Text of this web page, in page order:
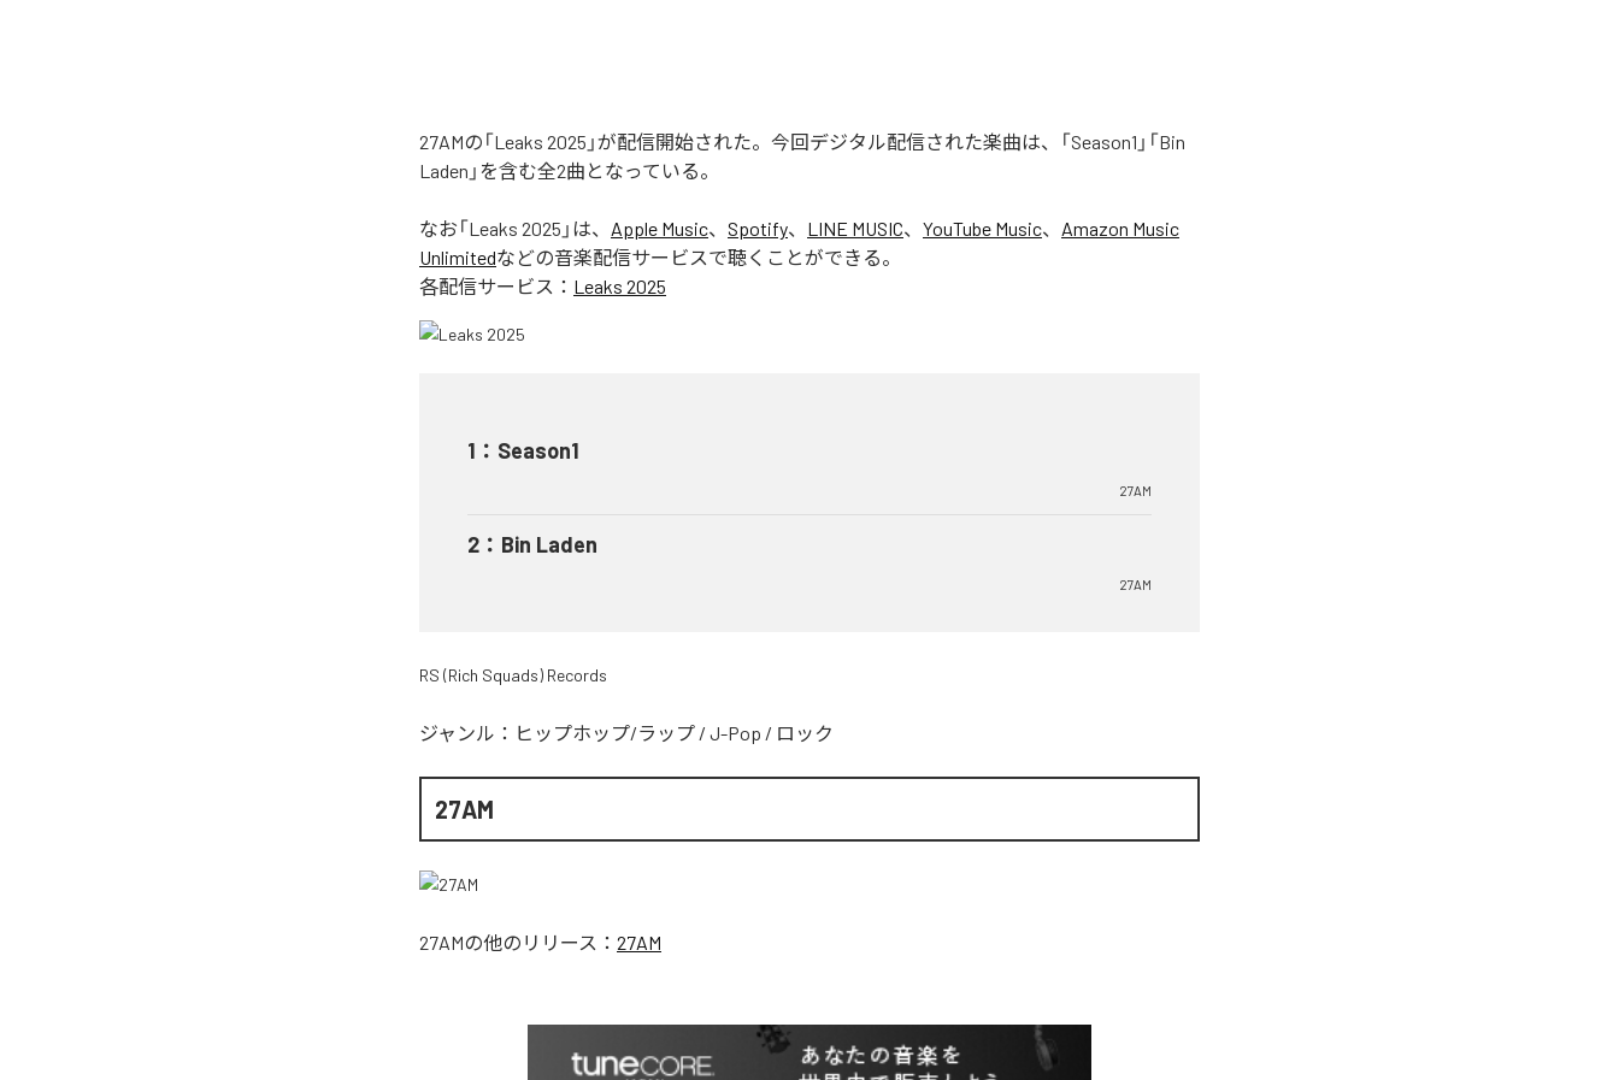
27AMの「Leaks 2025」が配信開始された。今回デジタル配信された楽曲は、「Season1」「Bin
Laden」を含む全2曲となっている。
なお「Leaks 2025 」は、 Apple Music、 Spotify、 LINE MUSIC、 YouTube Music、 Amazon Music
Unlimitedなどの音楽配信サービスで聴くことができる。
各配信サービス： Leaks 2025
1 ： Season1
27AM
2 ： Bin Laden
27AM
RS (Rich Squads) Records
ジャンル： ヒップホップ/ラップ / J-Pop / ロック
27AM
27AMの他のリリース： 27AM